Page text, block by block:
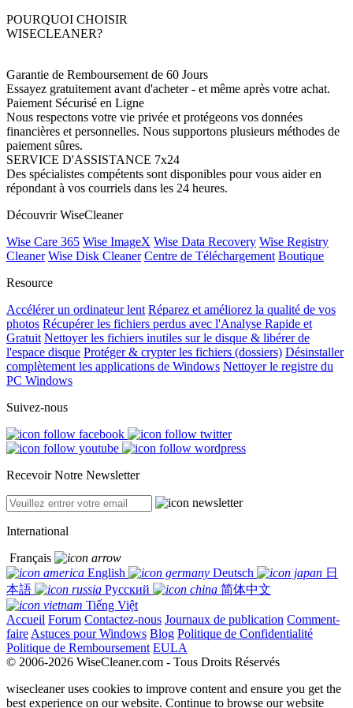
POURQUOI CHOISIR
WISECLEANER?
Garantie de Remboursement de 60 Jours
Essayez gratuitement avant d'acheter - et même après votre achat.
Paiement Sécurisé en Ligne
Nous respectons votre vie privée et protégeons vos données
financières et personnelles. Nous supportons plusieurs méthodes de
paiement sûres.
SERVICE D'ASSISTANCE 7x24
Des spécialistes compétents sont disponibles pour vous aider en
répondant à vos courriels dans les 24 heures.
Découvrir WiseCleaner
Wise Care 365 Wise ImageX Wise Data Recovery Wise Registry
Cleaner Wise Disk Cleaner Centre de Téléchargement Boutique
Resource
Accélérer un ordinateur lent Réparez et améliorez la qualité de vos
photos Récupérer les fichiers perdus avec l'Analyse Rapide et
Gratuit Nettoyer les fichiers inutiles sur le disque & libérer de
l'espace disque Protéger & crypter les fichiers (dossiers) Désinstaller
complètement les applications de Windows Nettoyer le registre du
PC Windows
Suivez-nous
Recevoir Notre Newsletter
International
Français
English
Deutsch
日
本語
Русский
简体中文
Tiếng Việt
Accueil Forum Contactez-nous Journaux de publication Comment-
faire Astuces pour Windows Blog Politique de Confidentialité
Politique de Remboursement EULA
© 2006-2026 WiseCleaner.com - Tous Droits Réservés
wisecleaner uses cookies to improve content and ensure you get the
best experience on our website. Continue to browse our website